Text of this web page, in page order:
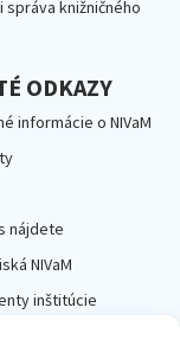
knižničného
ODKAZY
informácie o NIVaM
nájdete
NIVaM
inštitúcie